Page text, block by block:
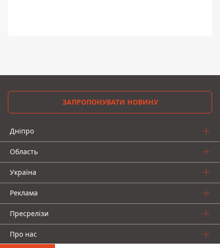
ЗАПРОПОНУВАТИ НОВИНУ
Дніпро
Область
Україна
Реклама
Пресрелізи
Про нас